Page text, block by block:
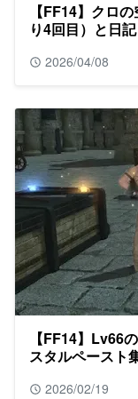
【FF14】クロ
り4回目）と日記
2026/04/08
【FF14】Lv66
スタルペースト
2026/02/19